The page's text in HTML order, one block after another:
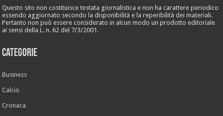
Questo sito non costituisce testata giornalistica e non ha carattere periodico
essendo aggiornato secondo la disponibilità e la reperibilità dei materiali.
Pertanto non può essere considerato in alcun modo un prodotto editoriale
ai sensi della L. n. 62 del 7/3/2001.
Categorie
Business
Calcio
Cronaca